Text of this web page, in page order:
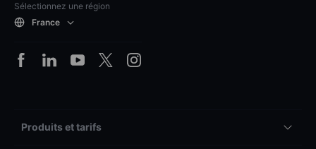
Sélectionnez une région
France
Produits et tarifs